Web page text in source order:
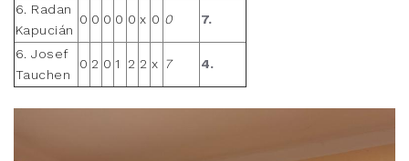
6. Radan
Kapucián
0 0 0 0 0 x 0 0 7.
6. Josef
Tauchen
0 2 0 1 2 2 x 7 4.